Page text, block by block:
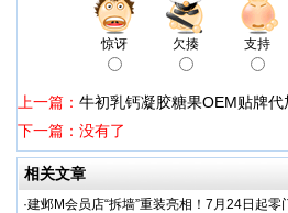
惊讶 欠揍 支持
上一篇： 牛初乳钙凝胶糖果OEM贴牌
下一篇：没有了
相关文章
·建邺M会员店“拆墙”重装亮相！7月24日起零